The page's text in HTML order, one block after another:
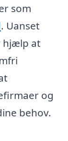
som
. Uanset
hjælp at
og
behov.